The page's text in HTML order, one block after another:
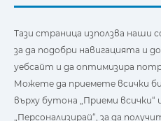
Станете дистрибутор
Новини
Видеа
FAQ - Често задавани въпроси
Тази страница използва
трети страни,
Тази страница използва наши
за да подобри навигацията и
уебсайт и да оптимизира
Можете да приемете всички
върху бутона „Приеми всички“
„Персонализирай“, за да